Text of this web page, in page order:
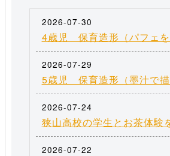
2026-07-30
4歳児 保育造形（パフェを
2026-07-29
5歳児 保育造形（墨汁で描
2026-07-24
狭山高校の学生とお茶体験
2026-07-22